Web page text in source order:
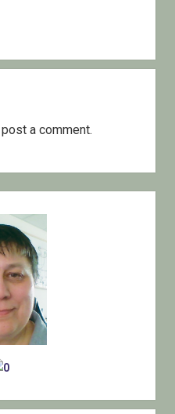
a comment.